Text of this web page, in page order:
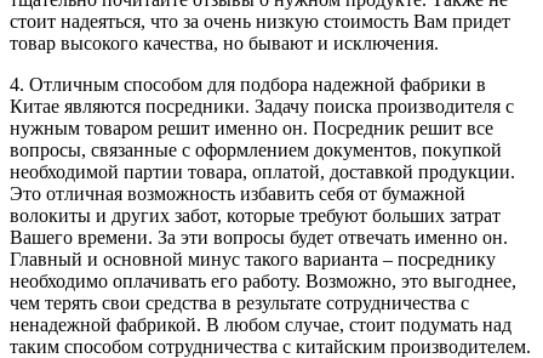
стоит надеяться, что за очень низкую стоимость Вам придет
товар высокого качества, но бывают и исключения.
4. Отличным способом для подбора надежной фабрики в
Китае являются посредники. Задачу поиска производителя с
нужным товаром решит именно он. Посредник решит все
вопросы, связанные с оформлением документов, покупкой
необходимой партии товара, оплатой, доставкой продукции.
Это отличная возможность избавить себя от бумажной
волокиты и других забот, которые требуют больших затрат
Вашего времени. За эти вопросы будет отвечать именно он.
Главный и основной минус такого варианта – посреднику
необходимо оплачивать его работу. Возможно, это выгоднее,
чем терять свои средства в результате сотрудничества с
ненадежной фабрикой. В любом случае, стоит подумать над
таким способом сотрудничества с китайским производителем.